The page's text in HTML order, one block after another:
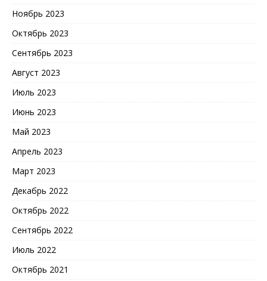
Ноябрь 2023
Октябрь 2023
Сентябрь 2023
Август 2023
Июль 2023
Июнь 2023
Май 2023
Апрель 2023
Март 2023
Декабрь 2022
Октябрь 2022
Сентябрь 2022
Июль 2022
Октябрь 2021